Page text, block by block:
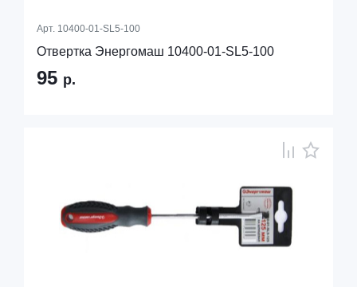
Арт. 10400-01-SL5-100
Отвертка Энергомаш 10400-01-SL5-100
95 р.